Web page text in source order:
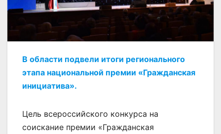
В области подвели итоги регионального
этапа национальной премии «Гражданская
инициатива».
Цель всероссийского конкурса на
соискание премии «Гражданская